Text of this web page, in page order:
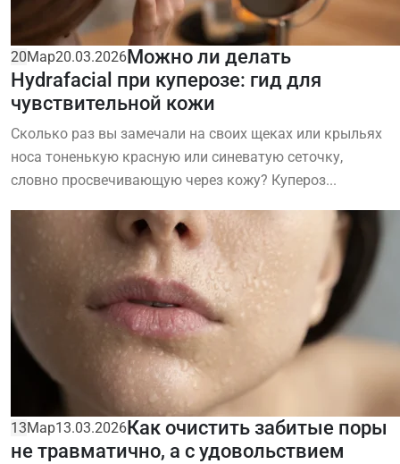
20Мар20.03.2026Можно ли делать
Hydrafacial при куперозе: гид для
чувствительной кожи
Сколько раз вы замечали на своих щеках или крыльях
носа тоненькую красную или синеватую сеточку,
словно просвечивающую через кожу? Купероз...
13Мар13.03.2026Как очистить забитые поры
не травматично, а с удовольствием